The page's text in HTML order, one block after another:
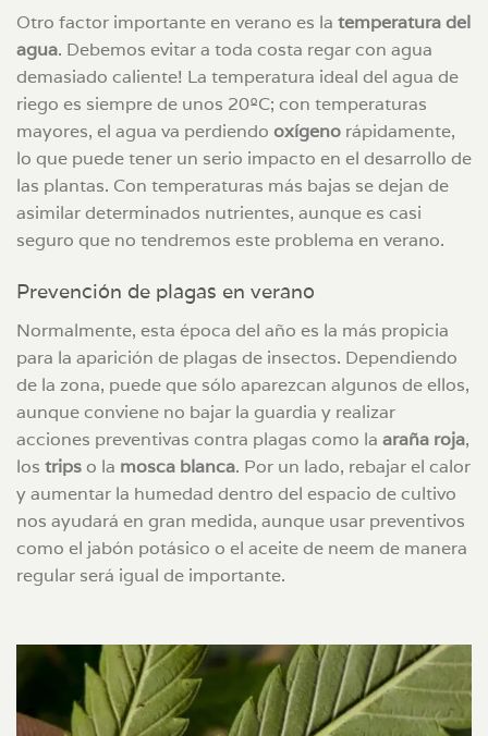
Otro factor importante en verano es la temperatura del
agua. Debemos evitar a toda costa regar con agua
demasiado caliente! La temperatura ideal del agua de
riego es siempre de unos 20ºC; con temperaturas
mayores, el agua va perdiendo oxígeno rápidamente,
lo que puede tener un serio impacto en el desarrollo de
las plantas. Con temperaturas más bajas se dejan de
asimilar determinados nutrientes, aunque es casi
seguro que no tendremos este problema en verano.
Prevención de plagas en verano
Normalmente, esta época del año es la más propicia
para la aparición de plagas de insectos. Dependiendo
de la zona, puede que sólo aparezcan algunos de ellos,
aunque conviene no bajar la guardia y realizar
acciones preventivas contra plagas como la araña roja,
los tripso la mosca blanca. Por un lado, rebajar el calor
y aumentar la humedad dentro del espacio de cultivo
nos ayudará en gran medida, aunque usar preventivos
como el jabón potásico o el aceite de neem de manera
regular será igual de importante.